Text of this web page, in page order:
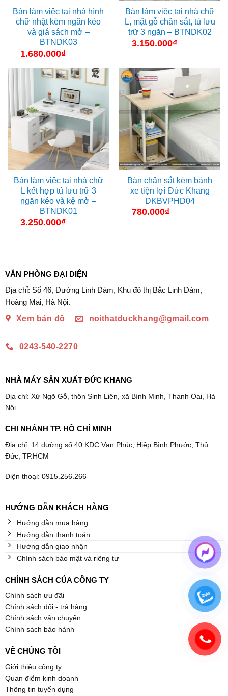
Bàn làm việc tại nhà hình
chữ nhật kèm ngăn kéo
và giá sách mở –
BTNDK03
1.680.000₫
Bàn làm việc tại nhà chữ
L, mặt gỗ chân sắt, tủ lưu
trữ 3 ngăn – BTNDK02
3.150.000₫
Bàn làm việc tại nhà chữ
L kết hợp tủ lưu trữ 3
ngăn kéo và kệ mở –
BTNDK01
3.250.000₫
Bàn chân sắt kèm bánh
xe tiện lợi Đức Khang
DKBVPHD04
780.000₫
VĂN PHÒNG ĐẠI DIỆN
Địa chỉ: Số 46, Đường Linh Đàm, Khu đô thị Bắc Linh Đàm,
Hoàng Mai, Hà Nội.
Xem bản đồ
noithatduckhang@gmail.com
0243-540-2270
NHÀ MÁY SẢN XUẤT ĐỨC KHANG
Địa chỉ: Xứ Ngõ Gỗ, thôn Sinh Liên, xã Bình Minh, Thanh Oai, Hà
Nội
CHI NHÁNH TP. HỒ CHÍ MINH
Địa chỉ: 14 đường số 40 KDC Vạn Phúc, Hiệp Bình Phước, Thủ
Đức, TP.HCM
Điện thoại: 0915.256.266
HƯỚNG DẪN KHÁCH HÀNG
Hướng dẫn mua hàng
Hướng dẫn thanh toán
Hướng dẫn giao nhận
Chính sách bảo mật và riêng tư
CHÍNH SÁCH CỦA CÔNG TY
Chính sách ưu đãi
Chính sách đổi - trả hàng
Chính sách vận chuyển
Chính sách bảo hành
VỀ CHÚNG TÔI
Giới thiệu công ty
Quan điểm kinh doanh
Thông tin tuyển dụng